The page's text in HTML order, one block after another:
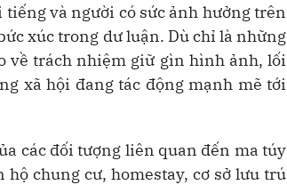
và người có sức ảnh hưởng trên
xúc trong dư luận. Dù chỉ là những
về trách nhiệm giữ gìn hình ảnh, lối
xã hội đang tác động mạnh mẽ tới
các đối tượng liên quan đến ma túy
chung cư, homestay, cơ sở lưu trú